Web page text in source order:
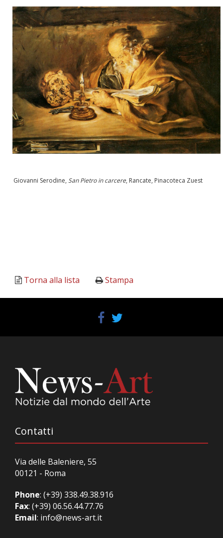
Giovanni Serodine, San Pietro in carcere, Rancate, Pinacoteca Zuest
Torna alla lista Stampa
Contatti
Via delle Baleniere, 55
00121 - Roma
Phone: (+39) 338.49.38.916
Fax: (+39) 06.56.44.77.76
Email: info@news-art.it